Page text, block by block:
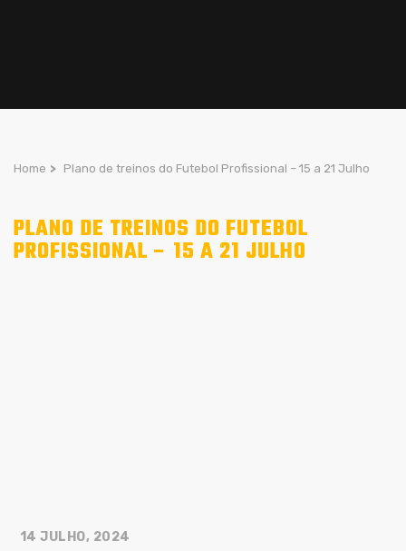
Home > Plano de treinos do Futebol Profissional – 15 a 21 Julho
PLANO DE TREINOS DO FUTEBOL
PROFISSIONAL – 15 A 21 JULHO
14 JULHO, 2024